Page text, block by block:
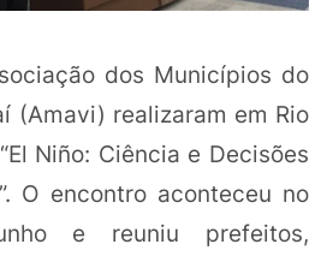
dos Municípios do
(Amavi) realizaram em Rio
Niño: Ciência e Decisões
O encontro aconteceu no
e reuniu prefeitos,